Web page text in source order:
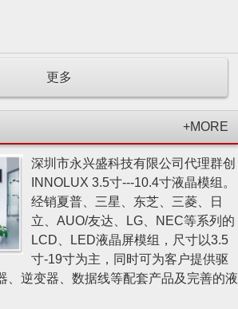
更多
+MORE
深圳市永兴盛科技有限公司代理群创
INNOLUX 3.5寸---10.4寸液晶模组。
经销夏普、三星、东芝、三菱、日
立、AUO/友达、LG、NEC等系列的
LCD、LED液晶屏模组，尺寸以3.5
寸-19寸为主，同时可为客户提供驱
、逆变器、数据线等配套产品及完善的液